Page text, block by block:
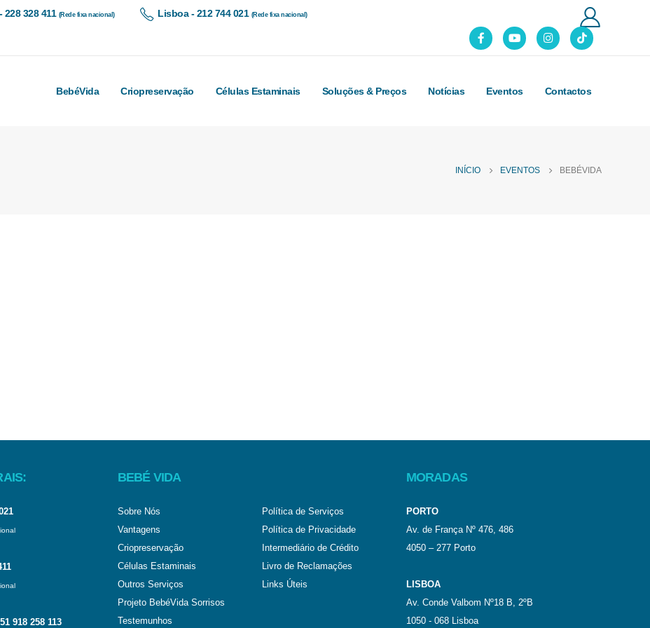
228 328 411 (Rede fixa nacional) Lisboa - 212 744 021 (Rede fixa nacional)
BebéVida Criopreservação Células Estaminais Soluções & Preços Notícias Eventos Contactos
INÍCIO EVENTOS BEBÉVIDA
918 258 113
BEBÉ VIDA
Sobre Nós
Vantagens
Criopreservação
Células Estaminais
Outros Serviços
Projeto BebéVida Sorrisos
Testemunhos
Política de Serviços
Política de Privacidade
Intermediário de Crédito
Livro de Reclamações
Links Úteis
MORADAS
PORTO
Av. de França Nº 476, 486
4050 – 277 Porto
LISBOA
Av. Conde Valbom Nº18 B, 2ºB
1050 - 068 Lisboa